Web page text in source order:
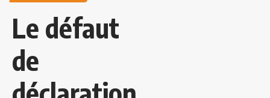
Le défaut
de